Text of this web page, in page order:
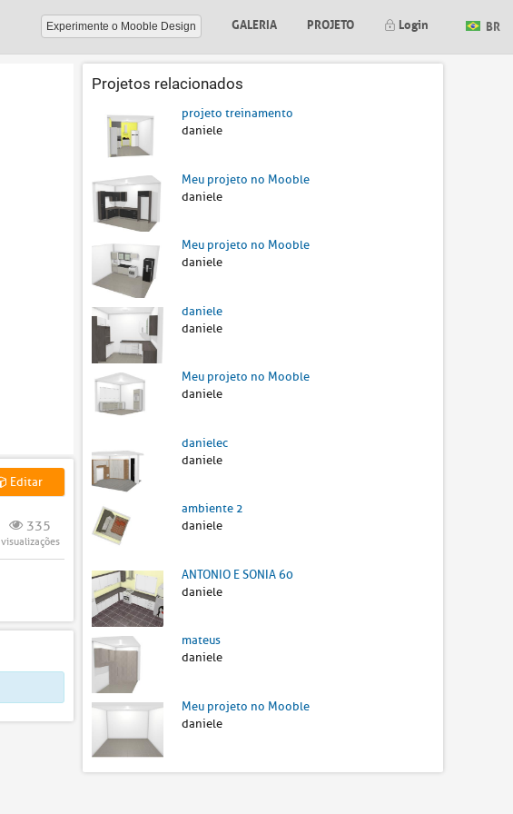
Experimente o Mooble Design GALERIA PROJETO Login BR
Editar
335
visualizações
Projetos relacionados
projeto treinamento
daniele
Meu projeto no Mooble
daniele
Meu projeto no Mooble
daniele
daniele
daniele
Meu projeto no Mooble
daniele
danielec
daniele
ambiente 2
daniele
ANTONIO E SONIA 60
daniele
mateus
daniele
Meu projeto no Mooble
daniele